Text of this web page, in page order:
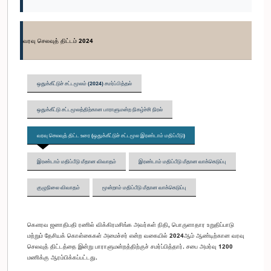
வரவு செலவுத் திட்டம் 2024
ஒதுக்கீட்டுச் சட்டமூலம் (2024) சமர்ப்பித்தல்
ஒதுக்கீட்டு சட்டமூலத்திற்கான பாராளுமன்ற நிகழ்ச்சி நிரல்
வரவு செலவுத் திட்ட உரை (ஒதுக்கீட்டுச் சட்டமூல இரண்டாம் மதிப்பீடு)
இரண்டாம் மதிப்பீடு மீதான விவாதம் இரண்டாம் மதிப்பீடு மீதான வாக்கெடுப்பு
குழுநிலை விவாதம் மூன்றாம் மதிப்பீடு மீதான வாக்கெடுப்பு
கௌரவ ஜனாதிபதி ரணில் விக்கிரமசிங்க அவர்கள் நிதி, பொருளாதார உறுதிப்பாடு
மற்றும் தேசியக் கொள்கைகள் அமைச்சர் என்ற வகையில் 2024ஆம் ஆண்டிற்கான வரவு
செலவுத் திட்டத்தை இன்று பாராளுமன்றத்திற்குச் சமர்ப்பித்தார். சபை அமர்வு 1200
மணிக்கு ஆரம்பிக்கப்பட்டது.